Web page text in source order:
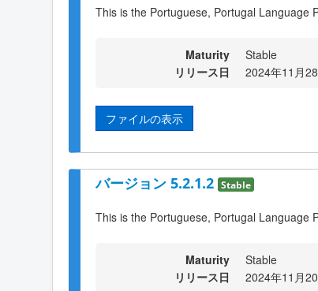
This is the Portuguese, Portugal Language
Maturity
Stable
リリース日
2024年11月
ファイルの表示
バージョン 5.2.1.2 Stable
This is the Portuguese, Portugal Language
Maturity
Stable
リリース日
2024年11月